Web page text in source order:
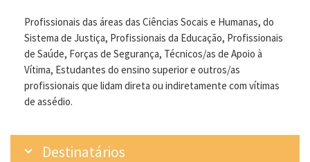
Profissionais das áreas das Ciências Socais e Humanas, do
Sistema de Justiça, Profissionais da Educação, Profissionais
de Saúde, Forças de Segurança, Técnicos/as de Apoio à
Vítima, Estudantes do ensino superior e outros/as
profissionais que lidam direta ou indiretamente com vítimas
de assédio.
Destinatários